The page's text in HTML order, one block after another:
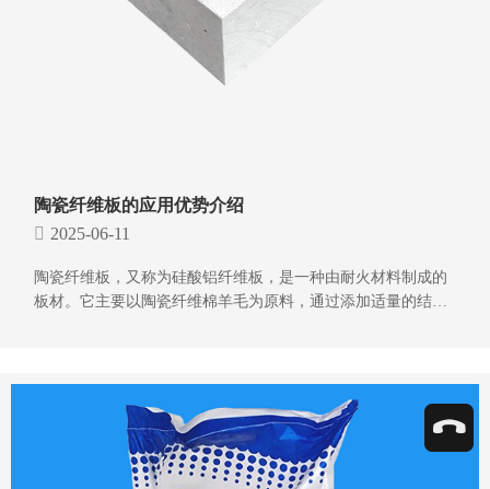
陶瓷纤维板的应用优势介绍
2025-06-11
陶瓷纤维板，又称为硅酸铝纤维板，是一种由耐火材料制成的
板材。它主要以陶瓷纤维棉羊毛为原料，通过添加适量的结合